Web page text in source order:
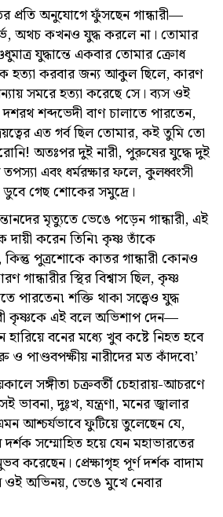
অনুযোগে ফুঁসছেন গান্ধারী—
অথচ কখনও যুদ্ধ করলে না। তোমার
যুদ্ধান্তে একবার তোমার ক্রোধ
হত্যা করবার জন্য আকুল ছিলে, কারণ
সমরে হত্যা করেছে সে। ব‌্যস ওই
শব্দভেদী বাণ চালাতে পারতেন,
এত গর্ব ছিল তোমার, কই তুমি তো
অতঃপর দুই নারী, পুরুষের যুদ্ধে দুই
তপস্যা এবং ধর্মরক্ষার ফলে, কুলধ্বংসী
গেছ শোকের সমুদ্রে।
মৃত্যুতে ভেঙে পড়েন গান্ধারী, এই
দায়ী করেন তিনি৷ কৃষ্ণ তাঁকে
পুত্রশোকে কাতর গান্ধারী কোনও
গান্ধারীর স্থির বিশ্বাস ছিল, কৃষ্ণ
পারতেন৷ শক্তি থাকা সত্ত্বেও যুদ্ধ
কৃষ্ণকে এই বলে অভিশাপ দেন—
হারিয়ে বনের মধ্যে খুব কষ্টে নিহত হবে
পাণ্ডবপক্ষীয় নারীদের মত কাঁদবে৷’
সঙ্গীতা চক্রবর্তী চেহারায়-আচরণে
ভাবনা, দুঃখ, যন্ত্রণা, মনের জ্বালার
আশ্চর্যভাবে ফুটিয়ে তুলেছেন যে,
সম্মোহিত হয়ে যেন মহাভারতের
করেছেন। প্রেক্ষাগৃহ পূর্ণ দর্শক বাদাম
ওই অভিনয়, ভেঙে মুখে নেবার